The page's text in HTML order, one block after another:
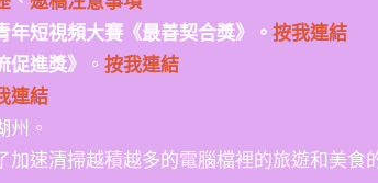
短視頻大賽《最善契合獎》。 按我連結
進獎》 。 按我連結
連結
。
速清掃越積越多的電腦檔裡的旅遊和美食